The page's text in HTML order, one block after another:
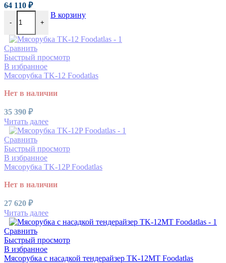
64 110 ₽
- +
В корзину
Сравнить
Быстрый просмотр
В избранное
Мясорубка TK-12 Foodatlas
Нет в наличии
35 390 ₽
Читать далее
Сравнить
Быстрый просмотр
В избранное
Мясорубка TK-12P Foodatlas
Нет в наличии
27 620 ₽
Читать далее
Сравнить
Быстрый просмотр
В избранное
Мясорубка с насадкой тендерайзер TK-12MT Foodatlas